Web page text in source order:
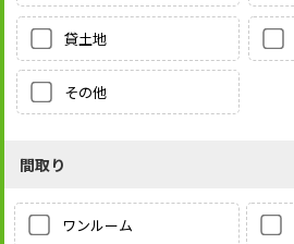
貸土地
その他
間取り
ワンルーム